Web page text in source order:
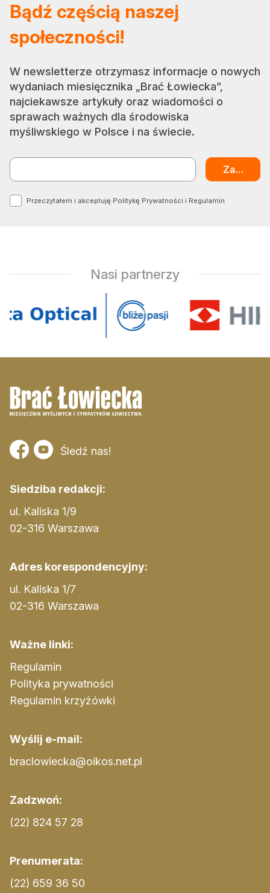
Bądź częścią naszej
społeczności!
W newsletterze otrzymasz informacje o nowych
wydaniach miesięcznika „Brać Łowiecka”,
najciekawsze artykuły oraz wiadomości o
sprawach ważnych dla środowiska
myśliwskiego w Polsce i na świecie.
Przeczytałem i akceptuję Politykę Prywatności i Regulamin
Nasi partnerzy
Śledź nas!
Siedziba redakcji:
ul. Kaliska 1/9
02-316 Warszawa
Adres korespondencyjny:
ul. Kaliska 1/7
02-316 Warszawa
Ważne linki:
Regulamin
Polityka prywatności
Regulamin krzyżówki
Wyślij e-mail:
braclowiecka@oikos.net.pl
Zadzwoń:
(22) 824 57 28
Prenumerata:
(22) 659 36 50